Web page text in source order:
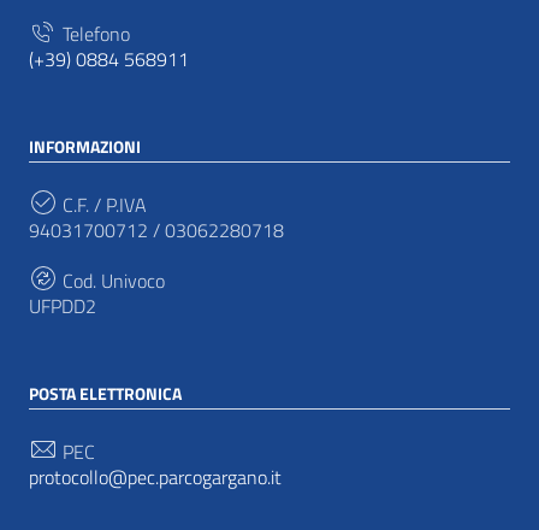
Telefono
(+39) 0884 568911
INFORMAZIONI
C.F. / P.IVA
94031700712 / 03062280718
Cod. Univoco
UFPDD2
POSTA ELETTRONICA
PEC
protocollo@pec.parcogargano.it